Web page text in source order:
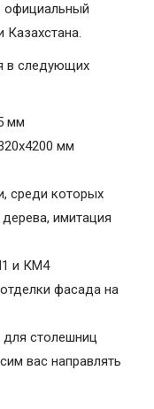
официальный
Казахстана.
в следующих
мм
мм
среди которых
имитация
и КМ4
фасада на
для столешниц
вас направлять